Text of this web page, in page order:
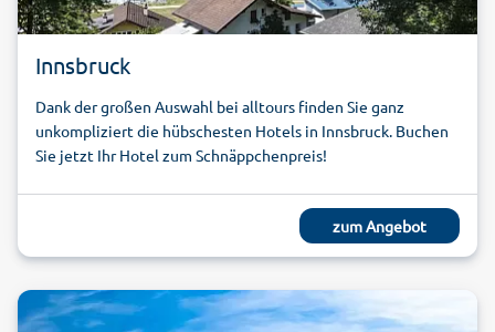
Innsbruck
Dank der großen Auswahl bei alltours finden Sie ganz
unkompliziert die hübschesten Hotels in Innsbruck. Buchen
Sie jetzt Ihr Hotel zum Schnäppchenpreis!
zum Angebot